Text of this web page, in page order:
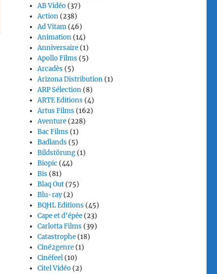
AB Vidéo (37)
Action (238)
Ad Vitam (46)
Animation (14)
Anniversaire (1)
Apollo Films (5)
Arcadès (5)
Arizona Distribution (1)
ARP Sélection (8)
ARTE Editions (4)
Artus Films (162)
Aventure (228)
Bac Films (1)
Badlands (5)
Bildstörung (1)
Biopic (44)
Bis (81)
Blaq Out (75)
Blu-ray(2)
BQHL Editions (45)
Cape et d'épée (23)
Carlotta Films (39)
Catastrophe (18)
Ciné2genre (1)
Cinéfeel (10)
Citel Vidéo (2)